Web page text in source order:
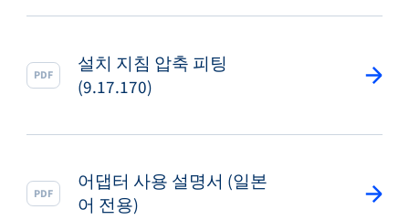
PDF
설치 지침 압축 피팅
(9.17.170)
PDF
어댑터 사용 설명서 (일본
어 전용)